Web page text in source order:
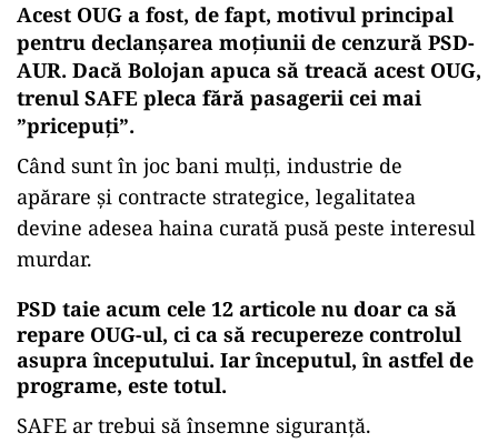
Acest OUG a fost, de fapt, motivul principal
pentru declanșarea moțiunii de cenzură PSD-
AUR. Dacă Bolojan apuca să treacă acest OUG,
trenul SAFE pleca fără pasagerii cei mai
”pricepuți”.
Când sunt în joc bani mulți, industrie de
apărare și contracte strategice, legalitatea
devine adesea haina curată pusă peste interesul
murdar.
PSD taie acum cele 12 articole nu doar ca să
repare OUG-ul, ci ca să recupereze controlul
asupra începutului. Iar începutul, în astfel de
programe, este totul.
SAFE ar trebui să însemne siguranță.